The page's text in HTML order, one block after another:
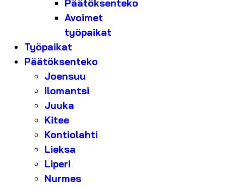
Päätöksenteko
Avoimet
työpaikat
Työpaikat
Päätöksenteko
Joensuu
Ilomantsi
Juuka
Kitee
Kontiolahti
Lieksa
Liperi
Nurmes